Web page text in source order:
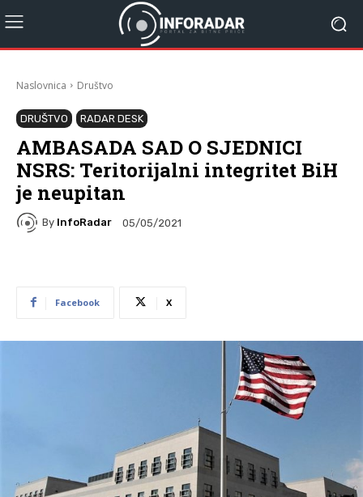
Naslovnica Društvo
DRUŠTVO RADAR DESK
AMBASADA SAD O SJEDNICI
NSRS: Teritorijalni integritet BiH
je neupitan
By InfoRadar 05/05/2021
Facebook X